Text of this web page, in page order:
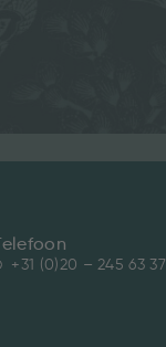
Telefoon
+31 (0)20 – 245 63 37